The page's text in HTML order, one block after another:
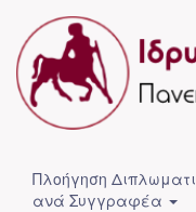
Πλοήγηση
ανά Συγγραφέα